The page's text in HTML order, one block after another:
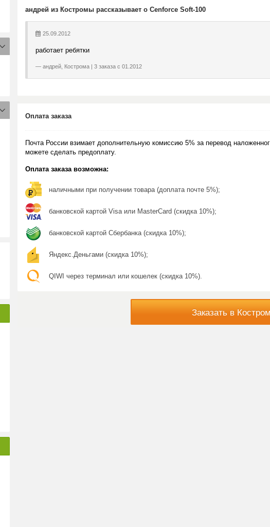
андрей из Костромы рассказывает о Cenforce Soft-100
25.09.2012
работает ребятки
андрей, Кострома | 3 заказа с 01.2012
Оплата заказа
Почта России взимает дополнительную комиссию 5% за перевод
можете сделать предоплату.
Оплата заказа возможна:
наличными при получении товара (доплата почте 5%);
банковской картой Visa или MasterCard (скидка 10%);
банковской картой Сбербанка (скидка 10%);
Яндекс.Деньгами (скидка 10%);
QIWI через терминал или кошелек (скидка 10%).
Заказать в